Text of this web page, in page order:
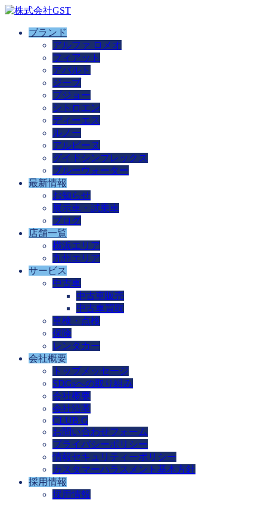
ブランド
アルファ ロメオ
フィアット
アバルト
ジープ
プジョー
シトロエン
ディーエス
ルノー
アルピーヌ
グイドシンプレックス
ブルーウォーター
最新情報
お知らせ
展示車・試乗車
ブログ
店舗一覧
横浜エリア
九州エリア
サービス
中古車
中古車販売
中古車買取
車検・点検
保険
レンタカー
会社概要
トップメッセージ
SDGsへの取り組み
会社概要
会社沿革
CLUB G
お問い合わせフォーム
プライバシーポリシー
情報セキュリティーポリシー
カスタマーハラスメント基本方針
採用情報
採用情報